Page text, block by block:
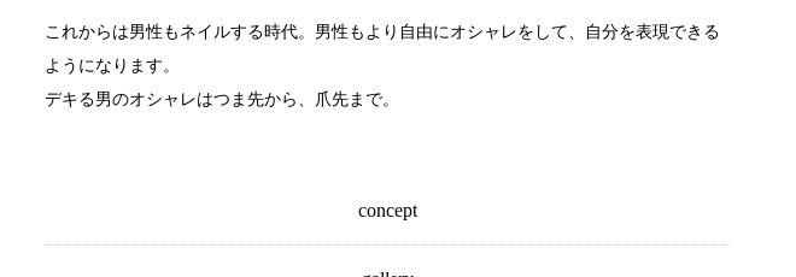
これからは男性もネイルする時代。男性もより自由にオシャレをして、自分を表現できる
ようになります。
デキる男のオシャレはつま先から、爪先まで。
concept